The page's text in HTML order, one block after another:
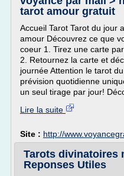
tarot amour gratuit
Accueil Tarot Tarot du jour
amour Découvrez ce que
coeur 1. Tirez une carte
2. Retournez la carte et
journée Attention le tarot
prévision quotidienne
un seul tirage par jour!
Lire la suite
Site : http://
Tarots divinatoires
Reponses Utiles